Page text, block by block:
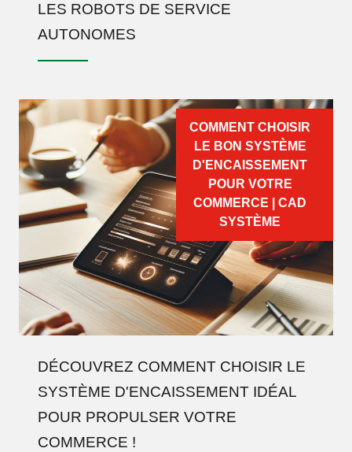
LES ROBOTS DE SERVICE
AUTONOMES
DÉCOUVREZ COMMENT CHOISIR LE
SYSTÈME D'ENCAISSEMENT IDÉAL
POUR PROPULSER VOTRE
COMMERCE !
COMMENT CHOISIR
LE BON SYSTÈME
D'ENCAISSEMENT
POUR VOTRE
COMMERCE | CAD
SYSTÈME